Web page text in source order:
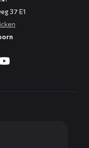
37 E1